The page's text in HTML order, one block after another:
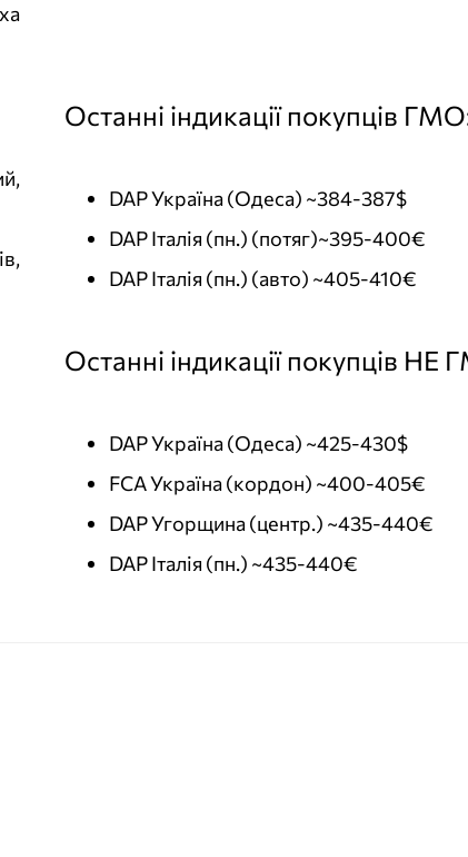
Останні індикації покупців
DAP Україна (Одеса) ~384-387$
DAP Італія (пн.) (потяг)~395-400€
DAP Італія (пн.) (авто) ~405-410€
Останні індикації покупців НЕ
DAP Україна (Одеса) ~425-430$
FCA Україна (кордон) ~400-405€
DAP Угорщина (центр.) ~435-440€
DAP Італія (пн.) ~435-440€